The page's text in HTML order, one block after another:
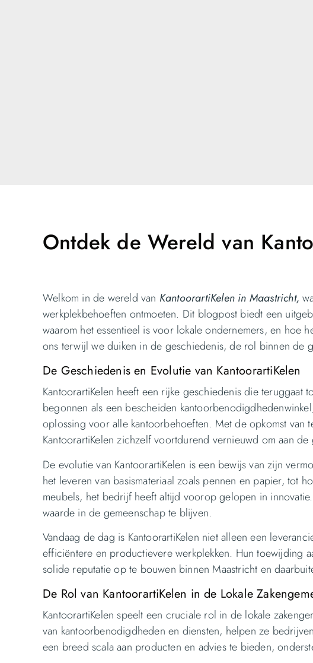
Ontdek de Wereld van
Welkom in de wereld van KantoorartiKelen in Maastricht,
werkplekbehoeften ontmoeten. Dit blogpost biedt een
waarom het essentieel is voor lokale ondernemers, en hoe
ons terwijl we duiken in de geschiedenis, de rol binnen de
De Geschiedenis en Evolutie van KantoorartiKelen
KantoorartiKelen heeft een rijke geschiedenis die
begonnen als een bescheiden
oplossing voor alle kantoorbehoeften. Met de opkomst van
KantoorartiKelen zichzelf voortdurend vernieuwd om aan
De evolutie van KantoorartiKelen is een bewijs van zijn
het leveren van basismateriaal zoals pennen en papier, tot
meubels, het bedrijf heeft altijd voorop gelopen in
waarde in de gemeenschap te blijven.
Vandaag de dag is KantoorartiKelen niet alleen een
efficiëntere en productievere werkplekken. Hun toewijding
solide reputatie op te bouwen binnen Maastricht en
De Rol van KantoorartiKelen in de Lokale
KantoorartiKelen speelt een cruciale rol in de lokale
van kantoorbenodigdheden en diensten, helpen ze
een breed scala aan producten en advies te bieden,